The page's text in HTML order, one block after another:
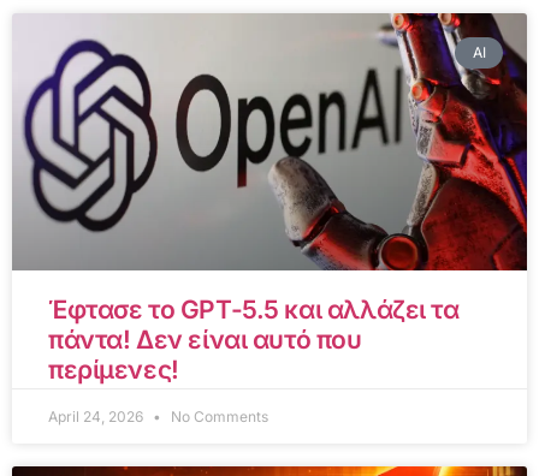
AI
Έφτασε το GPT-5.5 και αλλάζει τα
πάντα! Δεν είναι αυτό που
περίμενες!
April 24, 2026 No Comments